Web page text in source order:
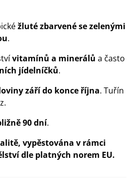
žluté zbarvené se zelenými
.
vitamínů a minerálů a často
jídelníčků.
září do konce října. Tuřín
90 dní.
vypěstována v rámci
dle platných norem EU.